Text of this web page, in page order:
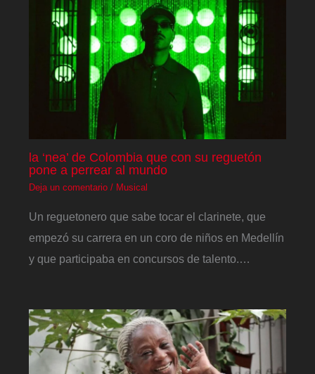
la ‘nea’ de Colombia que con su reguetón
pone a perrear al mundo
Deja un comentario / Musical
Un reguetonero que sabe tocar el clarinete, que
empezó su carrera en un coro de niños en Medellín
y que participaba en concursos de talento.…